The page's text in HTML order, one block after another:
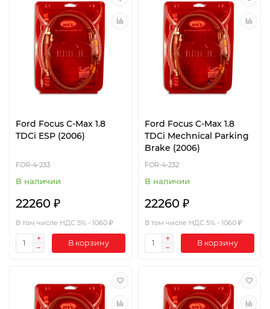
Ford Focus C-Max 1.8
TDCi ESP (2006)
FOR-4-233
В наличии
22260 ₽
В том числе НДС 5% - 1060 ₽
В корзину
Ford Focus C-Max 1.8
TDCi Mechnical Parking
Brake (2006)
FOR-4-232
В наличии
22260 ₽
В том числе НДС 5% - 1060 ₽
В корзину